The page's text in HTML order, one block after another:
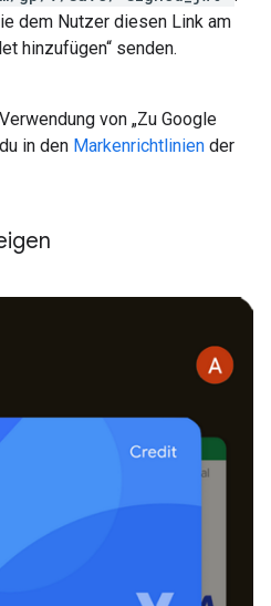
dem Nutzer diesen Link am
hinzufügen“ senden.
von „Zu Google
in den Markenrichtlinien der